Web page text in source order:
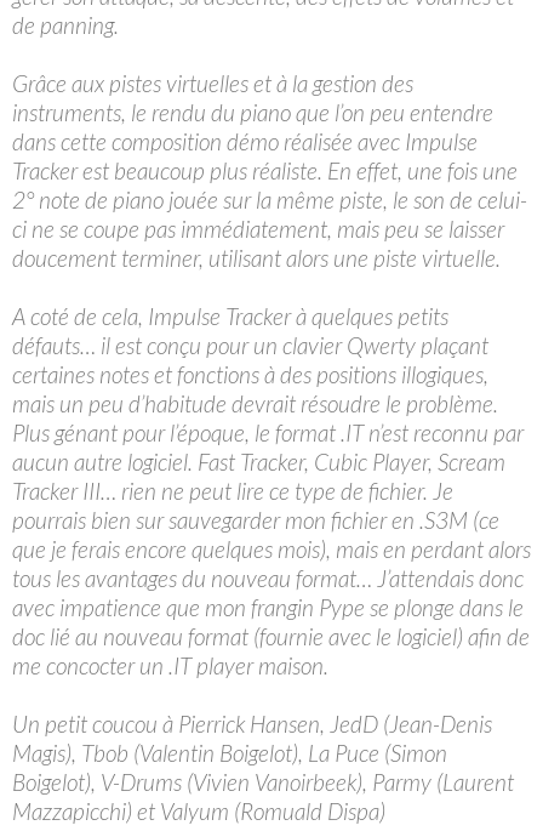
de panning.
Grâce aux pistes virtuelles et à la gestion des
instruments, le rendu du piano que l’on peu entendre
dans cette composition démo réalisée avec Impulse
Tracker est beaucoup plus réaliste. En effet, une fois une
2° note de piano jouée sur la même piste, le son de celui-
ci ne se coupe pas immédiatement, mais peu se laisser
doucement terminer, utilisant alors une piste virtuelle.
A coté de cela, Impulse Tracker à quelques petits
défauts… il est conçu pour un clavier Qwerty plaçant
certaines notes et fonctions à des positions illogiques,
mais un peu d’habitude devrait résoudre le problème.
Plus génant pour l’époque, le format .IT n’est reconnu par
aucun autre logiciel. Fast Tracker, Cubic Player, Scream
Tracker III… rien ne peut lire ce type de fichier. Je
pourrais bien sur sauvegarder mon fichier en .S3M (ce
que je ferais encore quelques mois), mais en perdant alors
tous les avantages du nouveau format… J’attendais donc
avec impatience que mon frangin Pype se plonge dans le
doc lié au nouveau format (fournie avec le logiciel) afin de
me concocter un .IT player maison.
Un petit coucou à Pierrick Hansen, JedD (Jean-Denis
Magis), Tbob (Valentin Boigelot), La Puce (Simon
Boigelot), V-Drums (Vivien Vanoirbeek), Parmy (Laurent
Mazzapicchi) et Valyum (Romuald Dispa)